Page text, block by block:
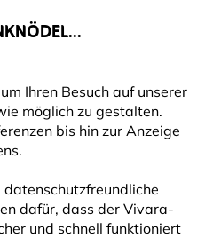
Ihren Besuch auf unserer
möglich zu gestalten.
bis hin zur Anzeige
dafür, dass der Vivara-
und schnell funktioniert
in 11 Ländern
ab 65 €